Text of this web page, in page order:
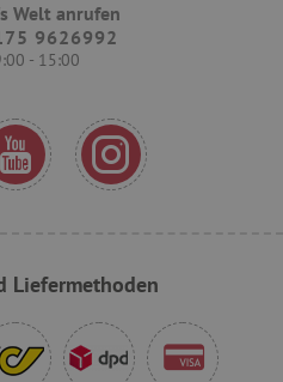
Welt anrufen
9626992
- 15:00
Liefermethoden
Performance
Cookies ermöglichen
der Website wie die
die Kontoverwaltung.
Cookies
PHP.net
www.agathaswelt.de